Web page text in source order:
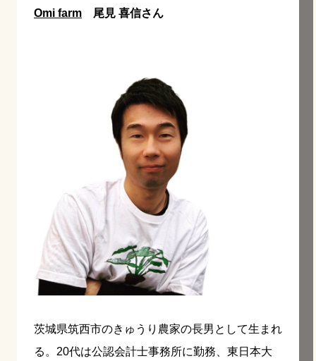
Omi farm 尾見 喜信さん
茨城県筑西市のきゅうり農家の長男として生まれ
る。20代は公認会計士事務所に勤務、東日本大